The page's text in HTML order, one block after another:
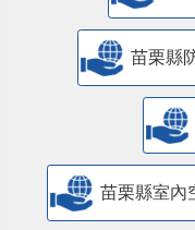
苗栗縣
苗栗縣室內